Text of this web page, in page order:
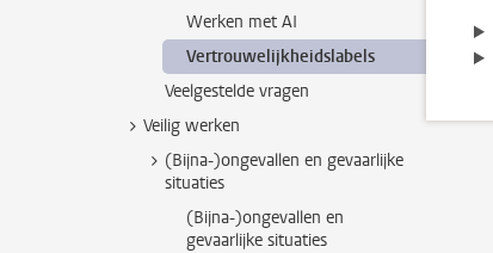
Werken met AI
Vertrouwelijkheidslabels
Veelgestelde vragen
Veilig werken
(Bijna-)ongevallen en gevaarlijke
situaties
(Bijna-)ongevallen en
gevaarlijke situaties